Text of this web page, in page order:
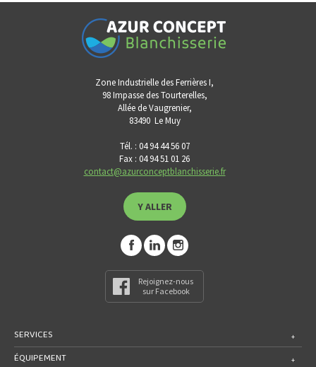
Zone Industrielle des Ferrières I,
98 Impasse des Tourterelles,
Allée de Vaugrenier,
83490 Le Muy
Tél. : 04 94 44 56 07
Fax : 04 94 51 01 26
contact@azurconceptblanchisserie.fr
Y ALLER
Rejoignez-nous
sur Facebook
SERVICES
ÉQUIPEMENT